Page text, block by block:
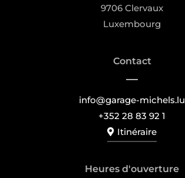
9706 Clervaux
Luxembourg
Contact
info@garage-michels.lu
+352 28 83 92 1
Itinéraire
Heures d'ouverture